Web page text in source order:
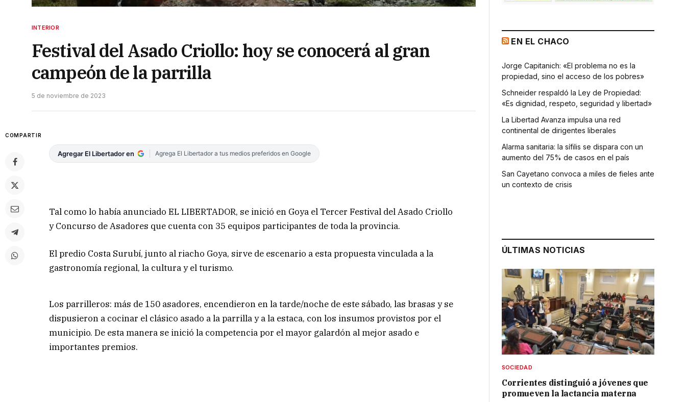
INTERIOR
Festival del Asado Criollo: hoy se conocerá al gran
campeón de la parrilla
5 de noviembre de 2023
COMPARTIR
Agregar El Libertador en Agrega El Libertador a tus medios preferidos en Google
Tal como lo había anunciado EL LIBERTADOR, se inició en Goya el Tercer Festival del Asado Criollo
y Concurso de Asadores que cuenta con 35 equipos participantes de toda la provincia.
El predio Costa Surubí, junto al riacho Goya, sirve de escenario a esta propuesta vinculada a la
gastronomía regional, la cultura y el turismo.
Los parrilleros: más de 150 asadores, encendieron en la tarde/noche de este sábado, las brasas y se
dispusieron a cocinar el clásico asado a la parrilla y a la estaca, con los insumos provistos por el
municipio. De esta manera se inició la competencia por el mayor galardón al mejor asado e
importantes premios.
EN EL CHACO
Jorge Capitanich: «El problema no es la
propiedad, sino el acceso de los pobres»
Schneider respaldó la Ley de Propiedad:
«Es dignidad, respeto, seguridad y libertad»
La Libertad Avanza impulsa una red
continental de dirigentes liberales
Alarma sanitaria: la sífilis se dispara con un
aumento del 75% de casos en el país
San Cayetano convoca a miles de fieles ante
un contexto de crisis
ÚLTIMAS NOTICIAS
SOCIEDAD
Corrientes distinguió a jóvenes que
promueven la lactancia materna